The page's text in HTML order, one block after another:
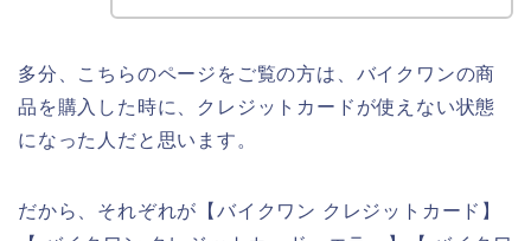
多分、こちらのページをご覧の方は、バイクワンの商
品を購入した時に、クレジットカードが使えない状態
になった人だと思います。
だから、それぞれが【バイクワン クレジットカード】